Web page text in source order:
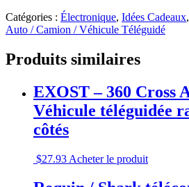
Catégories : Électronique, Idées Cadeaux,
Auto / Camion / Véhicule Téléguidé
Produits similaires
EXOST – 360 Cross
Véhicule téléguidée
côtés
$27.93 Acheter le produit